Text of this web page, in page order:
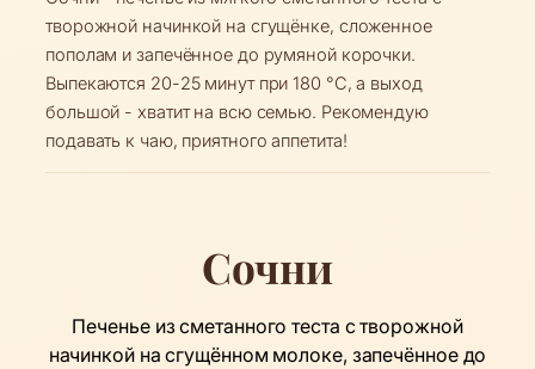
творожной начинкой на сгущёнке, сложенное
пополам и запечённое до румяной корочки.
Выпекаются 20-25 минут при 180 °C, а выход
большой - хватит на всю семью. Рекомендую
подавать к чаю, приятного аппетита!
Сочни
Печенье из сметанного теста с творожной
начинкой на сгущённом молоке, запечённое до